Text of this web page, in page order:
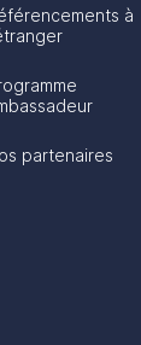
à
partenaires